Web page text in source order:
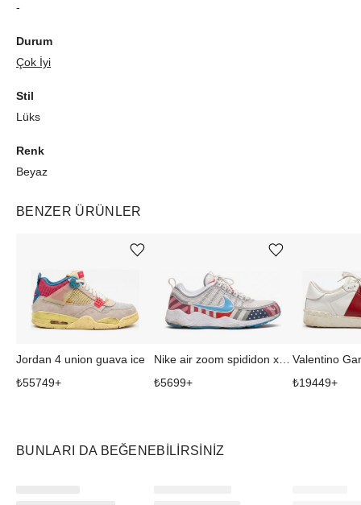
-
Durum
Çok İyi
Stil
Lüks
Renk
Beyaz
BENZER ÜRÜNLER
Jordan 4 union guava ice
₺55749+
Ürünü istek listesine ekle veya listeden çıkar
Nike air zoom spididon x aparra
₺5699+
Ürünü istek listesine ekle veya listeden çıkar
₺19449+
BUNLARI DA BEĞENEBILIRSINIZ